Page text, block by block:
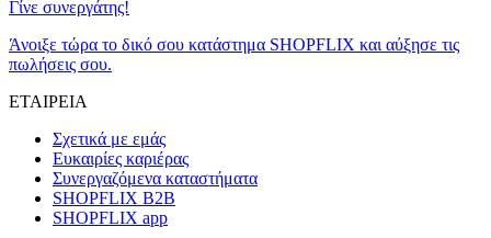
Γίνε συνεργάτης!
Άνοιξε τώρα το δικό σου κατάστημα SHOPFLIX και αύξησε τις
πωλήσεις σου.
ΕΤΑΙΡΕΙΑ
Σχετικά με εμάς
Ευκαιρίες καριέρας
Συνεργαζόμενα καταστήματα
SHOPFLIX B2B
SHOPFLIX app